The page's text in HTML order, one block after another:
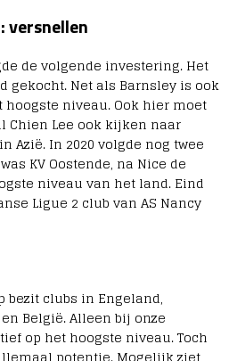
versnellen
de volgende investering. Het
gekocht. Net als Barnsley is ook
niveau. Ook hier moet
Chien Lee ook kijken naar
Azië. In 2020 volgde nog twee
KV Oostende, na Nice de
niveau van het land. Eind
Ligue 2 club van AS Nancy
bezit clubs in Engeland,
België. Alleen bij onze
op het hoogste niveau. Toch